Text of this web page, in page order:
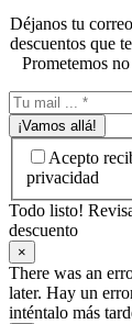
Déjanos tu
descuentos que
Prometemos
¡Vamos allá!
Acepto
privacidad
Todo listo!
descuento
×
There was an
later. Hay un
inténtalo más